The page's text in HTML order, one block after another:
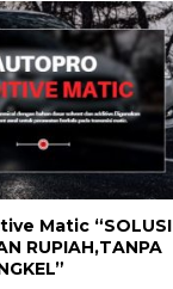
Matic “SOLUSI
RUPIAH,TANPA